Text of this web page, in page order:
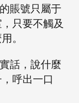
賬號只屬于
只要不觸及
。
話，說什麼
呼出一口